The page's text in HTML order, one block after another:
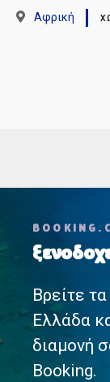
Αφρική
Βρείτε
Ελλάδα
διαμονή
Booking.